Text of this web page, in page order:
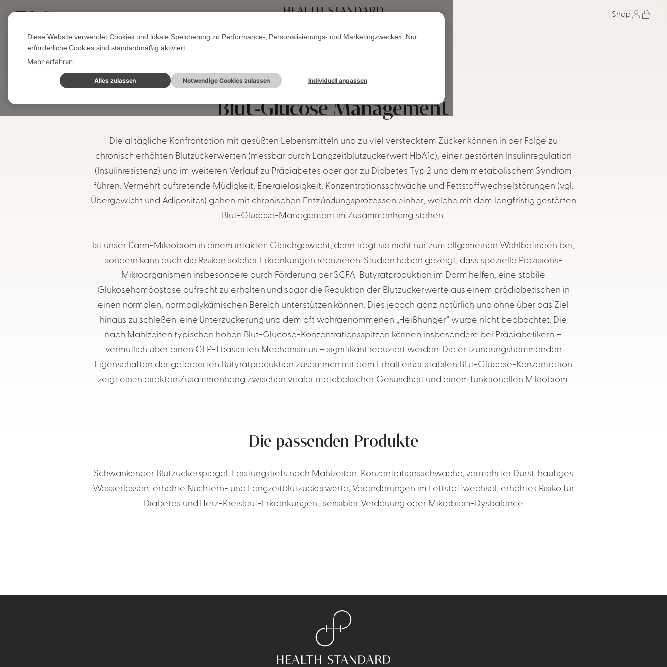
Gut für... Shop
Blut-Glucose Management
Die alltägliche Konfrontation mit gesüßten Lebensmitteln und zu viel verstecktem Zucker können in der Folge zu
chronisch erhöhten Blutzuckerwerten (messbar durch Langzeitblutzuckerwert HbA1c), einer gestörten Insulinregulation
(Insulinresistenz) und im weiteren Verlauf zu Prädiabetes oder gar zu Diabetes Typ 2 und dem metabolischem Syndrom
führen. Vermehrt auftretende Müdigkeit, Energielosigkeit, Konzentrationsschwäche und Fettstoffwechselstörungen (vgl.
Übergewicht und Adipositas) gehen mit chronischen Entzündungsprozessen einher, welche mit dem langfristig gestörten
Blut-Glucose-Management im Zusammenhang stehen.
Ist unser Darm-Mikrobiom in einem intakten Gleichgewicht, dann trägt sie nicht nur zum allgemeinen Wohlbefinden bei,
sondern kann auch die Risiken solcher Erkrankungen reduzieren. Studien haben gezeigt, dass spezielle Präzisions-
Mikroorganismen insbesondere durch Förderung der SCFA-Butyratproduktion im Darm helfen, eine stabile
Glukosehomöostase aufrecht zu erhalten und sogar die Reduktion der Blutzuckerwerte aus einem prädiabetischen in
einen normalen, normoglykämischen Bereich unterstützen können. Dies jedoch ganz natürlich und ohne über das Ziel
hinaus zu schießen: eine Unterzuckerung und dem oft wahrgenommenen „Heißhunger“ wurde nicht beobachtet. Die
nach Mahlzeiten typischen hohen Blut-Glucose-Konzentrationsspitzen können insbesondere bei Prädiabetikern –
vermutlich über einen GLP-1 basierten Mechanismus – signifikant reduziert werden. Die entzündungshemmenden
Eigenschaften der geförderten Butyratproduktion zusammen mit dem Erhalt einer stabilen Blut-Glucose-Konzentration
zeigt einen direkten Zusammenhang zwischen vitaler metabolischer Gesundheit und einem funktionellen Mikrobiom.
Die passenden Produkte
Schwankender Blutzuckerspiegel, Leistungstiefs nach Mahlzeiten, Konzentrationsschwäche, vermehrter Durst, häufiges
Wasserlassen, erhöhte Nüchtern- und Langzeitblutzuckerwerte, Veränderungen im Fettstoffwechsel, erhöhtes Risiko für
Diabetes und Herz-Kreislauf-Erkrankungen., sensibler Verdauung oder Mikrobiom-Dysbalance
Diese Website verwendet Cookies und lokale Speicherung zu Performance-, Personalisierungs- und Marketingzwecken. Nur
erforderliche Cookies sind standardmäßig aktiviert.
Mehr erfahren
Alles zulassen Notwendige Cookies zulassen Individuell anpassen